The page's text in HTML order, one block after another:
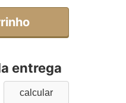
entrega